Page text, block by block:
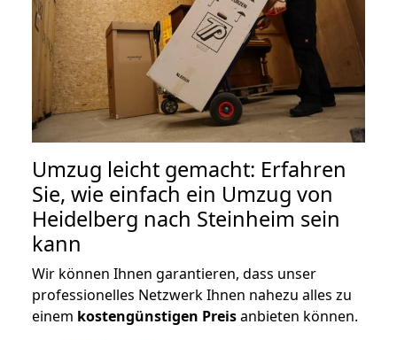
Umzug leicht gemacht: Erfahren
Sie, wie einfach ein Umzug von
Heidelberg nach Steinheim sein
kann
Wir können Ihnen garantieren, dass unser
professionelles Netzwerk Ihnen nahezu alles zu
einem kostengünstigen Preisanbieten können.